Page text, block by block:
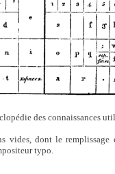
des connaissances
vides, dont le remplissage
typo.